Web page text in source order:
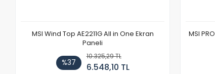
MSI Wind Top AE2211G All in One Ekran
Paneli
%37
10.325,29 TL
6.548,10 TL
MSI